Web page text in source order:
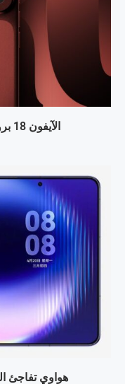
الآيفون 18 برو: لونٌ جديد يلوّن المستقبل.
هواوي تفاجئ